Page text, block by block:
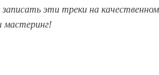
эти треки на
мастеринг!